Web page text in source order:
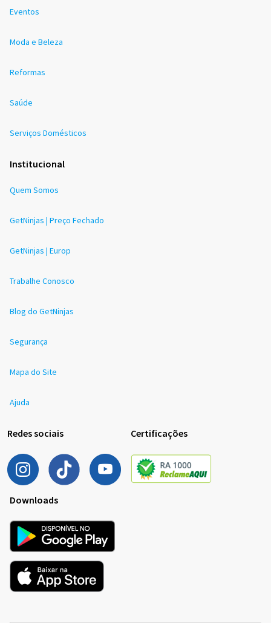
Eventos
Moda e Beleza
Reformas
Saúde
Serviços Domésticos
Institucional
Quem Somos
GetNinjas | Preço Fechado
GetNinjas | Europ
Trabalhe Conosco
Blog do GetNinjas
Segurança
Mapa do Site
Ajuda
Redes sociais Certificações
Downloads